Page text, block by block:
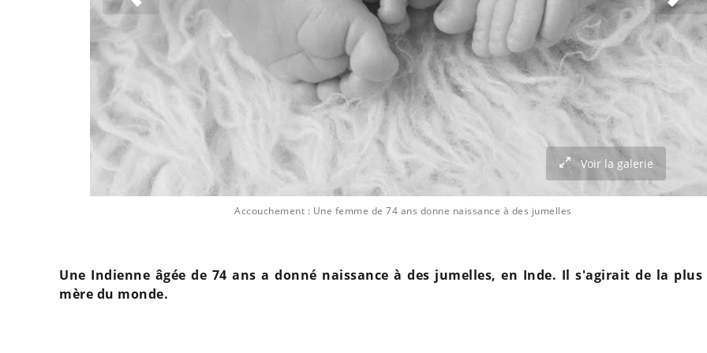
Accouchement : Une femme de 74 ans donne naissance à des jumelles
Voir la galerie
Une Indienne âgée de 74 ans a donné naissance à des jumelles, en Inde. Il s'agirait de la
mère du monde.